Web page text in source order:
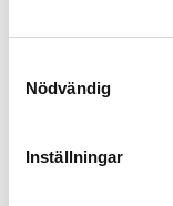
Nödvändig
Inställningar
4 st